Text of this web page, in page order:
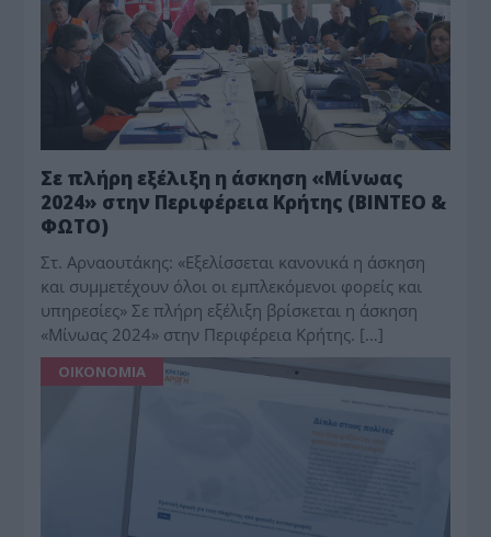
Σε πλήρη εξέλιξη η άσκηση «Μίνωας
2024» στην Περιφέρεια Κρήτης (ΒΙΝΤΕΟ &
ΦΩΤΟ)
Στ. Αρναουτάκης: «Εξελίσσεται κανονικά η άσκηση
και συμμετέχουν όλοι οι εμπλεκόμενοι φορείς και
υπηρεσίες» Σε πλήρη εξέλιξη βρίσκεται η άσκηση
«Μίνωας 2024» στην Περιφέρεια Κρήτης. […]
ΟΙΚΟΝΟΜΙΑ